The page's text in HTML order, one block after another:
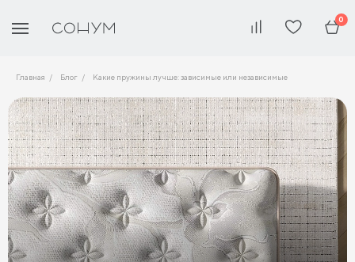
0
Главная Блог Какие пружины лучше: зависимые или независимые